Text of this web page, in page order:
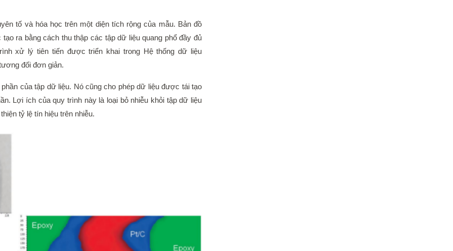
tố và hóa học trên một diện tích rộng của mẫu. Bản đồ
ra bằng cách thu thập các tập dữ liệu quang phổ đầy đủ
xử lý tiên tiến được triển khai trong Hệ thống dữ liệu
đối đơn giản.
của tập dữ liệu. Nó cũng cho phép dữ liệu được tái tạo
Lợi ích của quy trình này là loại bỏ nhiễu khỏi tập dữ liệu
tỷ lệ tín hiệu trên nhiễu.